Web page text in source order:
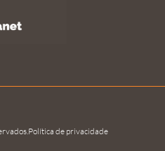
Política de privacidade